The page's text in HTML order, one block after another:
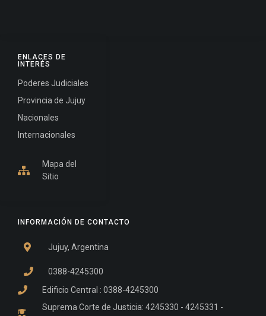
INFORMACIÓN DE CONTACTO
Jujuy, Argentina
0388-4245300
Edificio Central : 0388-4245300
Suprema Corte de Justicia: 4245330 - 4245331 -
ENLACES DE
INTERÉS
Poderes Judiciales
Provincia de Jujuy
Nacionales
Internacionales
Mapa del
Sitio